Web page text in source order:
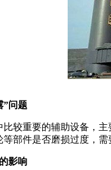
”问题
较重要的辅助设备，
部件是否磨损过度，
影响